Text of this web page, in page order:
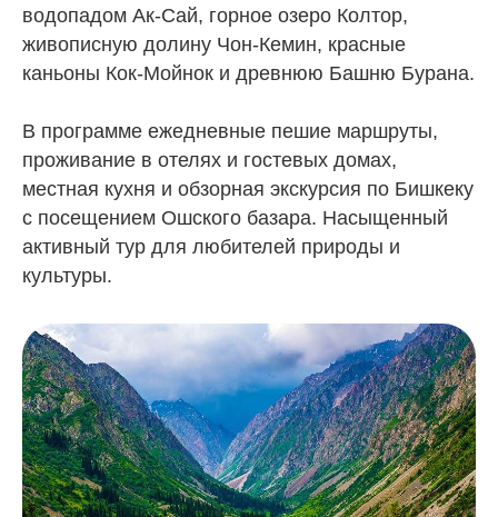
водопадом Ак-Сай, горное озеро Колтор,
живописную долину Чон-Кемин, красные
каньоны Кок-Мойнок и древнюю Башню Бурана.
В программе ежедневные пешие маршруты,
проживание в отелях и гостевых домах,
местная кухня и обзорная экскурсия по Бишкеку
с посещением Ошского базара. Насыщенный
активный тур для любителей природы и
культуры.